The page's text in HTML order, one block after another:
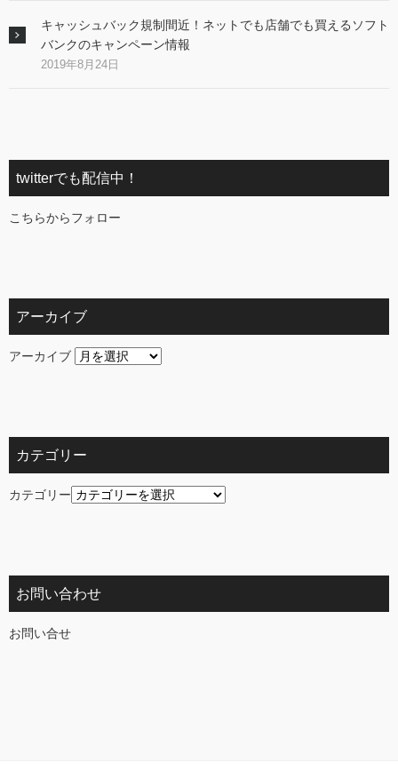
キャッシュバック規制間近！ネットでも店舗でも買えるソフト
バンクのキャンペーン情報
2019年8月24日
twitterでも配信中！
こちらからフォロー
アーカイブ
アーカイブ
カテゴリー
カテゴリー
お問い合わせ
お問い合せ